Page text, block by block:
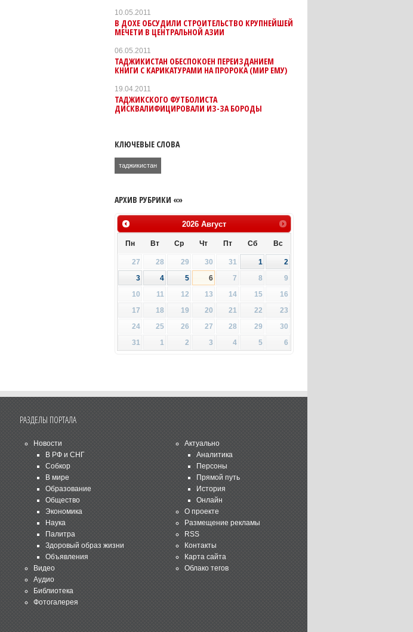
10.05.2011
В ДОХЕ ОБСУДИЛИ СТРОИТЕЛЬСТВО КРУПНЕЙШЕЙ
МЕЧЕТИ В ЦЕНТРАЛЬНОЙ АЗИИ
06.05.2011
ТАДЖИКИСТАН ОБЕСПОКОЕН ПЕРЕИЗДАНИЕМ
КНИГИ С КАРИКАТУРАМИ НА ПРОРОКА (МИР ЕМУ)
19.04.2011
ТАДЖИКСКОГО ФУТБОЛИСТА
ДИСКВАЛИФИЦИРОВАЛИ ИЗ-ЗА БОРОДЫ
КЛЮЧЕВЫЕ СЛОВА
таджикистан
АРХИВ РУБРИКИ «»
2026 Август
Пн Вт Ср Чт Пт Сб Вс
27 28 29 30 31 1
2
3
4 5 6 7 8
9
10
11 12 13 14 15
16
17
18 19 20 21 22
23
24
25 26 27 28 29
30
31
1 2 3 4 5 6
РАЗДЕЛЫ ПОРТАЛА
Новости
В РФ и СНГ
Собкор
В мире
Образование
Общество
Экономика
Наука
Палитра
Здоровый образ жизни
Объявления
Видео
Аудио
Библиотека
Фотогалерея
Актуально
Аналитика
Персоны
Прямой путь
История
Онлайн
О проекте
Размещение рекламы
RSS
Контакты
Карта сайта
Облако тегов